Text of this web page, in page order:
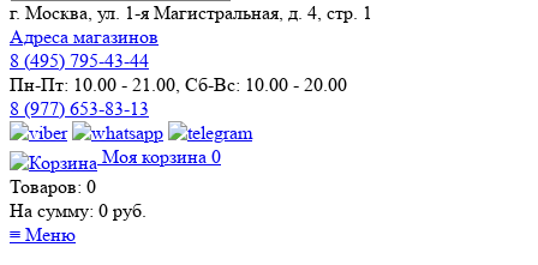
г. Москва, ул. 1-я Магистральная, д. 4, стр. 1
Адреса магазинов
8 (495) 795-43-44
Пн-Пт: 10.00 - 21.00, Сб-Вс: 10.00 - 20.00
8 (977) 653-83-13
Моя корзина 0
Товаров: 0
На сумму: 0 руб.
≡ Меню